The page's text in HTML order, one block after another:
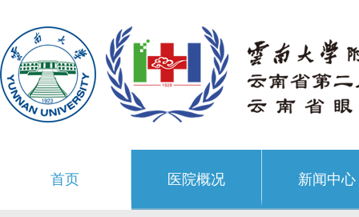
首页 医院概况 新闻中心